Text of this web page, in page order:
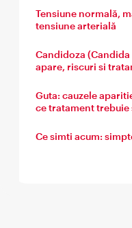
Tensiune normală,
tensiune arterială
Candidoza
apare, riscuri si
Guta: cauzele
ce tratament trebuie
Ce simti acum: